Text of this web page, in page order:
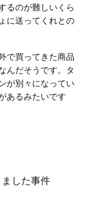
るのが難しいくら
に送ってくれとの
で買ってきた商品
んだそうです。タ
が別々になってい
あるみたいです
した事件